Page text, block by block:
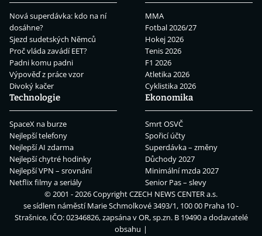
Nová superdávka: kdo na ní
dosáhne?
Sjezd sudetských Němců
Proč vláda zavádí EET?
Padni komu padni
Výpověď z práce vzor
Divoký kačer
MMA
Fotbal 2026/27
Hokej 2026
Tenis 2026
F1 2026
Atletika 2026
Cyklistika 2026
Technologie
SpaceX na burze
Nejlepší telefony
Nejlepší AI zdarma
Nejlepší chytré hodinky
Nejlepší VPN – srovnání
Netflix filmy a seriály
Ekonomika
Smrt OSVČ
Spořicí účty
Superdávka – změny
Důchody 2027
Minimální mzda 2027
Senior Pas – slevy
© 2001 - 2026 CopyrightCZECH NEWS CENTER a.s.
se sídlem náměstí Marie Schmolkové 3493/1, 100 00 Praha 10 -
Strašnice, IČO: 02346826, zapsána v OR, sp.zn. B 19490 a dodavatelé
obsahu